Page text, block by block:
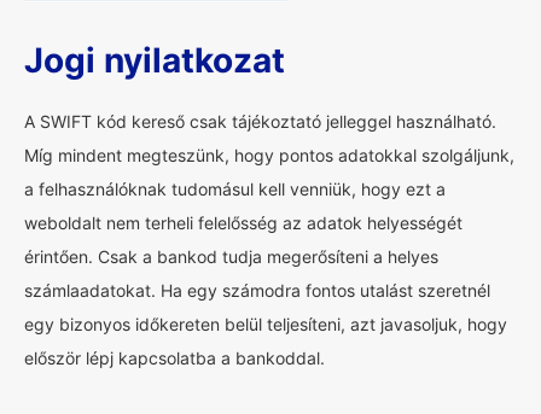
Jogi nyilatkozat
A SWIFT kód kereső csak tájékoztató jelleggel használható.
Míg mindent megteszünk, hogy pontos adatokkal szolgáljunk,
a felhasználóknak tudomásul kell venniük, hogy ezt a
weboldalt nem terheli felelősség az adatok helyességét
érintően. Csak a bankod tudja megerősíteni a helyes
számlaadatokat. Ha egy számodra fontos utalást szeretnél
egy bizonyos időkereten belül teljesíteni, azt javasoljuk, hogy
először lépj kapcsolatba a bankoddal.